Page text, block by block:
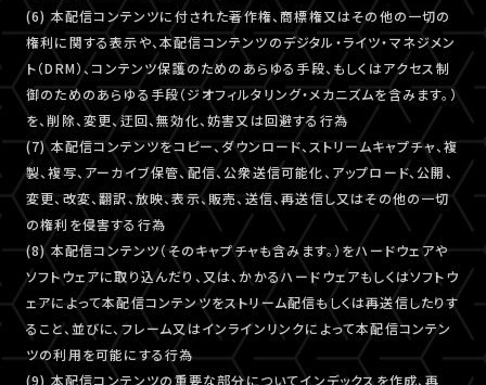
(6) 本配信コンテンツに付された著作権、商標権又はその他の一切の
権利に関する表示や、本配信コンテンツのデジタル・ライツ・マネジメン
ト（DRM）、コンテンツ保護のためのあらゆる手段、もしくはアクセス制
御のためのあらゆる手段（ジオフィルタリング・メカニズムを含みます。）
を、削除、変更、迂回、無効化、妨害又は回避する行為
(7) 本配信コンテンツをコピー、ダウンロード、ストリームキャプチャ、複
製、複写、アーカイブ保管、配信、公衆送信可能化、アップロード、公開、
変更、改変、翻訳、放映、表示、販売、送信、再送信し又はその他の一切
の権利を侵害する行為
(8) 本配信コンテンツ（そのキャプチャも含みます。）をハードウェアや
ソフトウェアに取り込んだり、又は、かかるハードウェアもしくはソフトウ
ェアによって本配信コンテンツをストリーム配信もしくは再送信したりす
ること、並びに、フレーム又はインラインリンクによって本配信コンテン
ツの利用を可能にする行為
(9) 本配信コンテンツの重要な部分についてインデックスを作成、再